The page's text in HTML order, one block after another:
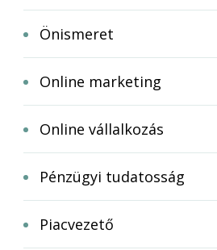
Önismeret
Online marketing
Online vállalkozás
Pénzügyi tudatosság
Piacvezető